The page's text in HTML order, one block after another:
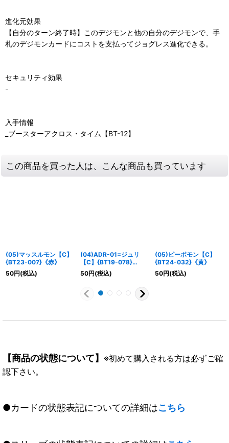
進化元効果
【自分のターン終了時】このデジモンと他の自分のデジモンで、手
札のデジモンカードにコストを支払ってジョグレス進化できる。
セキュリティ効果
-
入手情報
_ブースターアクロス・タイム【BT-12】
この商品を買った人は、こんな商品も買っています
(05)マッスルモン【C】
{BT23-007}《赤》
50円(税込)
(04)ADR-01=ジュリ
【C】{BT19-078}
《白》
50円(税込)
(05)ピーポモン【C】
{BT24-032}《黄》
50円(税込)
【商品の状態について】 ※初めて購入される方は必ずご確
認下さい。
●カードの状態表記についての詳細はこちら